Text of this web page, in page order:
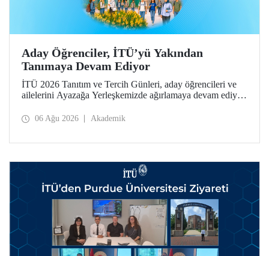
Aday Öğrenciler, İTÜ’yü Yakından
Tanımaya Devam Ediyor
İTÜ 2026 Tanıtım ve Tercih Günleri, aday öğrencileri ve
ailelerini Ayazağa Yerleşkemizde ağırlamaya devam ediyor.
ilgili fakülte ve birimler adaylara bilgi vermeye devam
06 Ağu 2026 Akademik